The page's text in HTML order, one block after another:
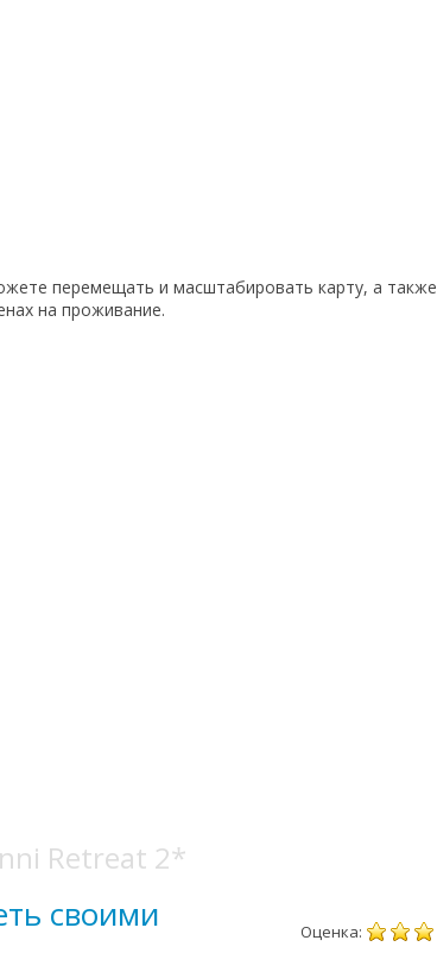
перемещать и масштабировать карту, а также
на проживание.
Retreat 2*
своими
Оценка: